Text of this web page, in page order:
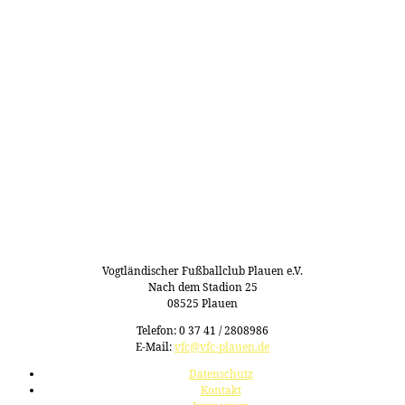
Vogtländischer Fußballclub Plauen e.V.
Nach dem Stadion 25
08525 Plauen
Telefon: 0 37 41 / 2808986
E-Mail:vfc@vfc-plauen.de
Datenschutz
Kontakt